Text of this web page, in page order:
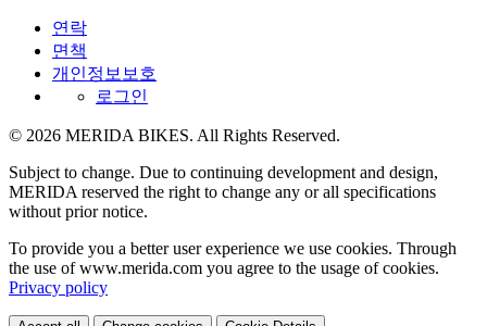
연락
면책
개인정보보호
로그인
© 2026 MERIDA BIKES. All Rights Reserved.
Subject to change. Due to continuing development and design,
MERIDA reserved the right to change any or all specifications
without prior notice.
To provide you a better user experience we use cookies. Through
the use of www.merida.com you agree to the usage of cookies.
Privacy policy